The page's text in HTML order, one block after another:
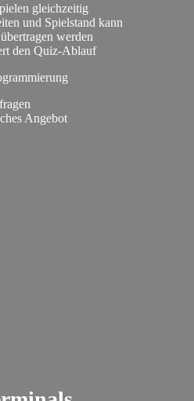
gleichzeitig
und Spielstand kann
werden
den Quiz-Ablauf
Angebot